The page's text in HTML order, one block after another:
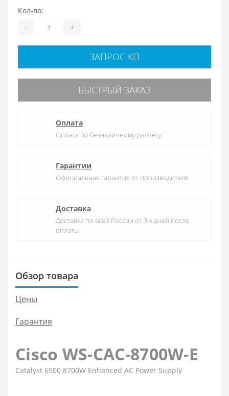
Кол-во:
- +
ЗАПРОС КП
БЫСТРЫЙ ЗАКАЗ
Оплата
Оплата по безналичному расчету
Гарантии
Официальная гарантия от производителя
Доставка
Доставка по всей России от 3-х дней после
оплаты
Обзор товара
Цены
Гарантия
Cisco WS-CAC-8700W-E
Catalyst 6500 8700W Enhanced AC Power Supply